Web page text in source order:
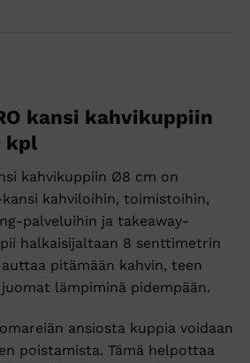
kansi kahvikuppiin
kpl
kahvikuppiin Ø8 cm on
kahviloihin, toimistoihin,
palveluihin ja takeaway-
halkaisijaltaan 8 senttimetrin
pitämään kahvin, teen
lämpiminä pidempään.
ansiosta kuppia voidaan
poistamista. Tämä helpottaa